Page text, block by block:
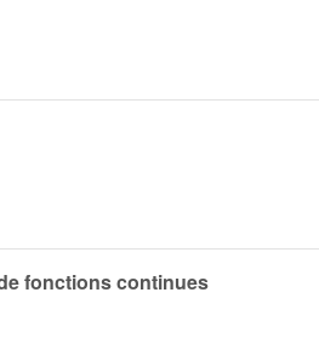
fonctions continues